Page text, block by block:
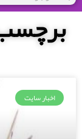
اخبار سایت